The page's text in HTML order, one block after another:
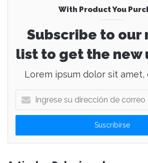
With Product You
Subscribe to our
list to get the new
Lorem ipsum dolor sit amet,
g
e
s